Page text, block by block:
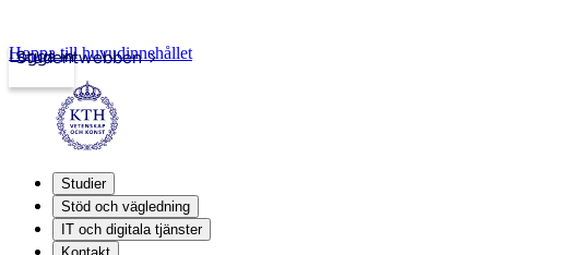
Studentwebben
Logga in
Hoppa till huvudinnehållet
Studier
Stöd och vägledning
IT och digitala tjänster